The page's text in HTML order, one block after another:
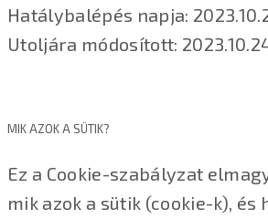
Hatálybalépés napja:
Utoljára módosított:
MIK AZOK A SÜTIK?
Ez a Cookie-szabályzat
mik azok a sütik (cookie-k), és